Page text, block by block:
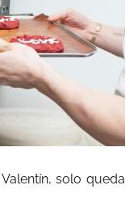
solo queda